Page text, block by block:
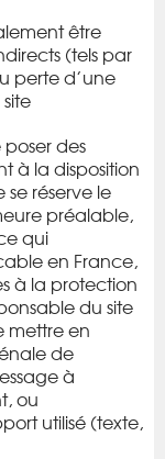
être
(tels par
perte d’une
des
à la disposition
se réserve le
préalable,
qui
en France,
à la protection
du site
mettre en
de
à
ou
utilisé (texte,